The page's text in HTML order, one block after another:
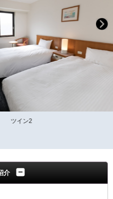
ン2
介